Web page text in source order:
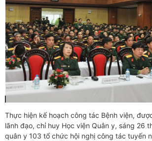
Thực hiện kế hoạch công tác Bệnh viện,
lãnh đạo, chỉ huy Học viện Quân y, sáng 26
quân y 103 tổ chức hội nghị công tác tuyến